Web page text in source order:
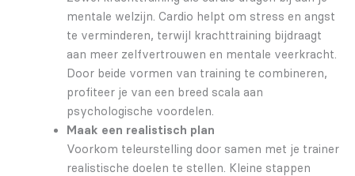
mentale welzijn. Cardio helpt om stress en angst
te verminderen, terwijl krachttraining bijdraagt
aan meer zelfvertrouwen en mentale veerkracht.
Door beide vormen van training te combineren,
profiteer je van een breed scala aan
psychologische voordelen.
Maak een realistisch plan
Voorkom teleurstelling door samen met je trainer
realistische doelen te stellen. Kleine stappen